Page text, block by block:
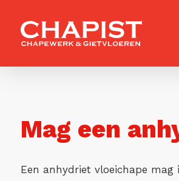
Mag een
Een anhydriet vloeichape